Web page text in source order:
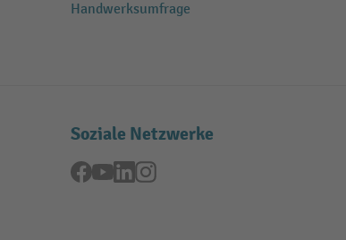
Handwerksumfrage
Soziale Netzwerke
Facebook
YouTubeLinkedInInstagram